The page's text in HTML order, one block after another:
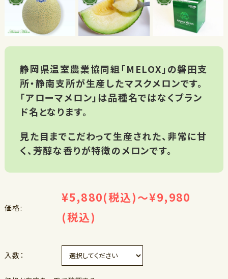
静岡県温室農業協同組「MELOX」の磐田支
所・静南支所が生産したマスクメロンです。
「アローマメロン」は品種名ではなくブラン
ド名となります。
見た目までこだわって生産された、非常に甘
く、芳醇な香りが特徴のメロンです。
価格:
¥5,880(税込)～¥9,980
(税込)
入数：